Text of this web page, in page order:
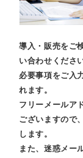
導入・販売をご
い合わせくださ
必要事項をご入
れます。
フリーメールア
ございますので
します。
また、迷惑メー